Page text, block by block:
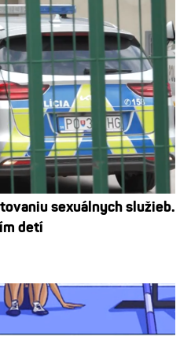
sexuálnych služieb.
detí